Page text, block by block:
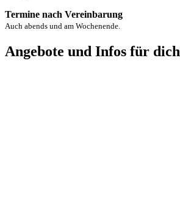
Termine nach Vereinbarung
Auch abends und am Wochenende.
Angebote und Infos für dich